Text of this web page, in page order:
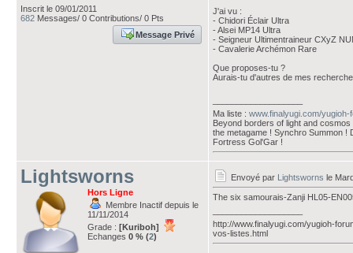
Inscrit le 09/01/2011
682 Messages/ 0 Contributions/ 0 Pts
Message Privé
J'ai vu :
- Chidori Éclair Ultra
- Alsei MP14 Ultra
- Seigneur Ultimentraineur CXyZ
- Cavalerie Archémon Rare
Que proposes-tu ?
Aurais-tu d'autres de mes
Ma liste : www.finalyugi.com/
Beyond borders of light and
the metagame ! Synchro Summon
Fortress Gol'Gar !
Lightsworns
Hors Ligne
Membre Inactif depuis le
11/11/2014
Grade : [Kuriboh]
Echanges 0 % (2)
Envoyé par Lightsworns le
The six samourais-Zanji HL05-
http://www.finalyugi.com/yugioh-
vos-listes.html